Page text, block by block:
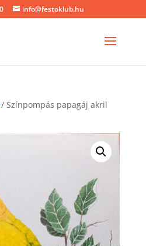
info@festoklub.hu
Színpompás papagáj akril